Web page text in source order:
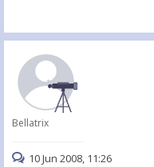
Bellatrix
10 Jun 2008, 11:26